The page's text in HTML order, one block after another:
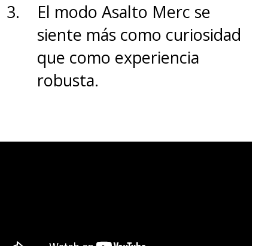
El modo Asalto Merc se
siente más como curiosidad
que como experiencia
robusta.